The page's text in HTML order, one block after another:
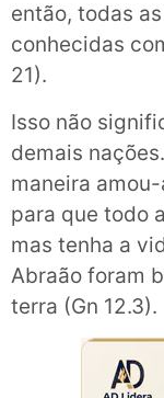
então, todas
conhecidas
21).
Isso não
demais
maneira
para que todo
mas tenha a
Abraão foram
terra (Gn 12.3).